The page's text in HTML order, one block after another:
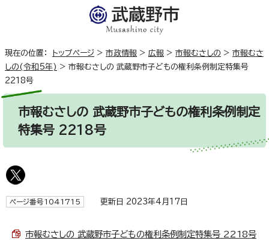
現在の位置： トップページ > 市政情報 > 広報 > 市報むさしの > 市報むさ
しの(令和5年) > 市報むさしの 武蔵野市子どもの権利条例制定特集号
2218号
市報むさしの 武蔵野市子どもの権利条例制定
特集号 2218号
ページ番号1041715 更新日 2023年4月17日
市報むさしの 武蔵野市子どもの権利条例制定特集号 2218号